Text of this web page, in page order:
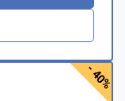
- 40%